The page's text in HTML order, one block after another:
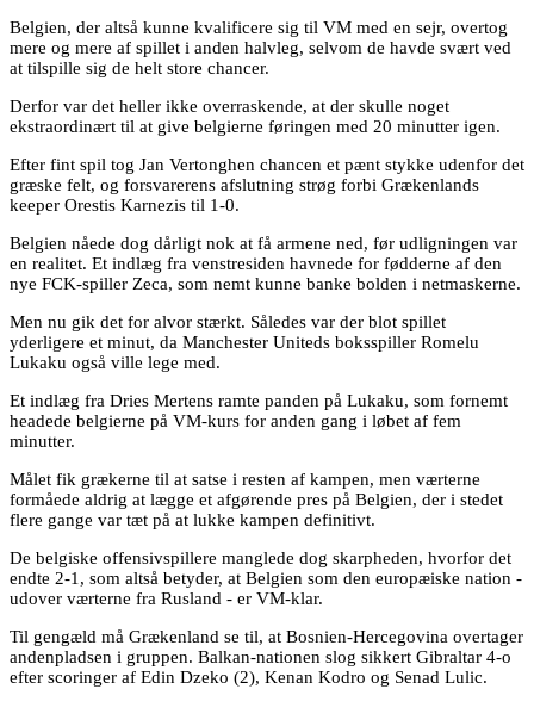
Belgien, der altså kunne kvalificere sig til VM med en sejr, overtog
mere og mere af spillet i anden halvleg, selvom de havde svært ved
at tilspille sig de helt store chancer.
Derfor var det heller ikke overraskende, at der skulle noget
ekstraordinært til at give belgierne føringen med 20 minutter igen.
Efter fint spil tog Jan Vertonghen chancen et pænt stykke udenfor det
græske felt, og forsvarerens afslutning strøg forbi Grækenlands
keeper Orestis Karnezis til 1-0.
Belgien nåede dog dårligt nok at få armene ned, før udligningen var
en realitet. Et indlæg fra venstresiden havnede for fødderne af den
nye FCK-spiller Zeca, som nemt kunne banke bolden i netmaskerne.
Men nu gik det for alvor stærkt. Således var der blot spillet
yderligere et minut, da Manchester Uniteds boksspiller Romelu
Lukaku også ville lege med.
Et indlæg fra Dries Mertens ramte panden på Lukaku, som fornemt
headede belgierne på VM-kurs for anden gang i løbet af fem
minutter.
Målet fik grækerne til at satse i resten af kampen, men værterne
formåede aldrig at lægge et afgørende pres på Belgien, der i stedet
flere gange var tæt på at lukke kampen definitivt.
De belgiske offensivspillere manglede dog skarpheden, hvorfor det
endte 2-1, som altså betyder, at Belgien som den europæiske nation -
udover værterne fra Rusland - er VM-klar.
Til gengæld må Grækenland se til, at Bosnien-Hercegovina overtager
andenpladsen i gruppen. Balkan-nationen slog sikkert Gibraltar 4-o
efter scoringer af Edin Dzeko (2), Kenan Kodro og Senad Lulic.